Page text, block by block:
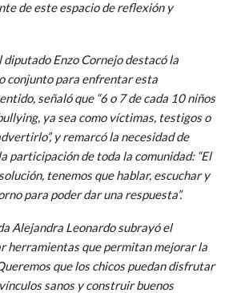
de este espacio de reflexión y
Enzo Cornejo destacó la
conjunto para enfrentar esta
señaló que “6 o 7 de cada 10 niños
ya sea como víctimas, testigos o
y remarcó la necesidad de
participación de toda la comunidad: “El
tenemos que hablar, escuchar y
para poder dar una respuesta”.
Alejandra Leonardo subrayó el
herramientas que permitan mejorar la
que los chicos puedan disfrutar
sanos y construir buenos